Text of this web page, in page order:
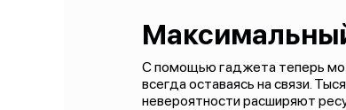
С помощью гаджета теперь
всегда оставаясь на связи.
невероятности расширяют